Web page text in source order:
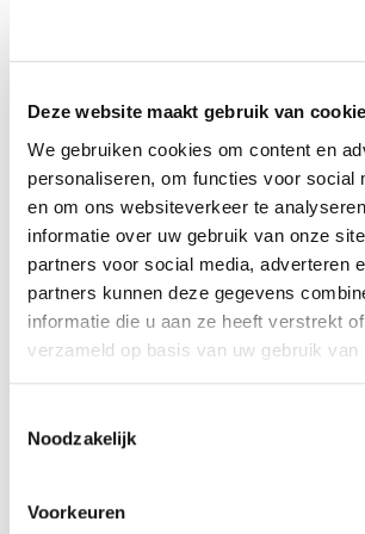
Deze website maakt gebruik van
We gebruiken cookies om content en
personaliseren, om functies voor social
en om ons websiteverkeer te
informatie over uw gebruik van onze
partners voor social media, adverteren
partners kunnen deze gegevens
informatie die u aan ze heeft verstrekt
verzameld op basis van uw gebruik van
kunnen ontvangen en verwerken.
Noodzakelijk
Voorkeuren
over Eemhart, wilt u een
meekijken en beeld- of
bij één van onze locaties?
van onze cliënten en bezoekers
voorwaarden verbonden.
Neem contact op met de
communicatie, bereikbaar van
communicatieadviseur.
verzonden, plaatsen wij